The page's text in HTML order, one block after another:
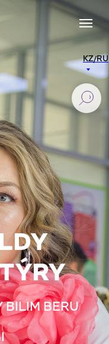
KZ/RU
BILIM BERU